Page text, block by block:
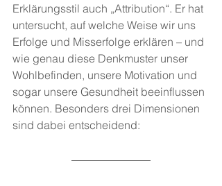
Erklärungsstil auch „Attribution“. Er hat
untersucht, auf welche Weise wir uns
Erfolge und Misserfolge erklären – und
wie genau diese Denkmuster unser
Wohlbefinden, unsere Motivation und
sogar unsere Gesundheit beeinflussen
können. Besonders drei Dimensionen
sind dabei entscheidend: